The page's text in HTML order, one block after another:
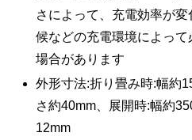
さによって、充電効率が
候などの充電環境によっ
場合があります
外形寸法:折り畳み時:幅約
さ約40mm、展開時:幅約
12mm